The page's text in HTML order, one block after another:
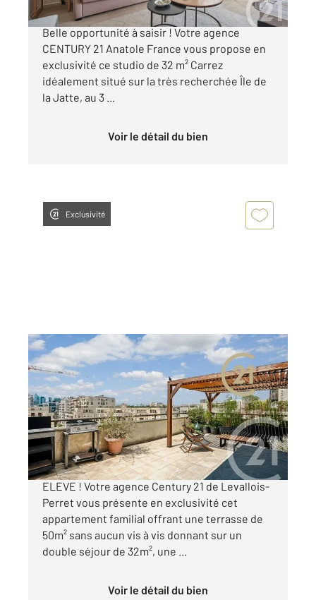
Exclusivité Studio avec balcon Île de la Jatte
Belle opportunité à saisir ! Votre agence
CENTURY 21 Anatole France vous propose en
exclusivité ce studio de 32 m² Carrez
idéalement situé sur la très recherchée Île de
la Jatte, au 3 ...
Voir le détail du bien
Exclusivité
LEVALLOIS PERRET 92
77,44 m2, 4 pièces
Ref : 3198
Appartement F4 à vendre
965 000 €
4 PIECES AVEC TERRASSE DE 50m² EN ETAGE
ELEVE ! Votre agence Century 21 de Levallois-
Perret vous présente en exclusivité cet
appartement familial offrant une terrasse de
50m² sans aucun vis à vis donnant sur un
double séjour de 32m², une ...
Voir le détail du bien